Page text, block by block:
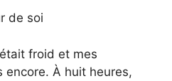
de soi
froid et mes
encore. À huit heures,